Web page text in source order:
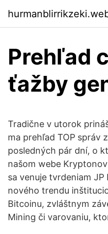
Prehľad
ťažby
Tradične v utorok
ma prehľad TOP správ
posledných pár dní, o
našom webe
sa venuje tvrdeniam
nového trendu
Bitcoinu, zvláštnym
Mining či varovaniu,